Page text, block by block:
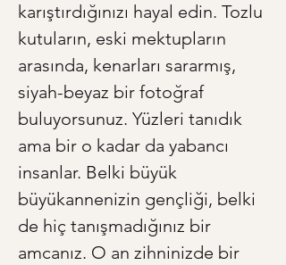
karıştırdığınızı hayal edin. Tozlu
kutuların, eski mektupların
arasında, kenarları sararmış,
siyah-beyaz bir fotoğraf
buluyorsunuz. Yüzleri tanıdık
ama bir o kadar da yabancı
insanlar. Belki büyük
büyükannenizin gençliği, belki
de hiç tanışmadığınız bir
amcanız. O an zihninizde bir